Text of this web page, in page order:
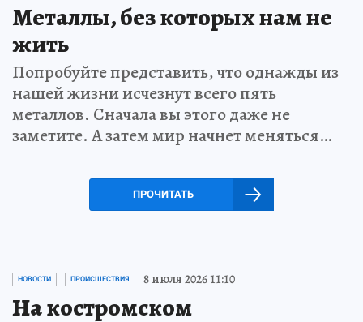
Металлы, без которых нам не
жить
Попробуйте представить, что однажды из
нашей жизни исчезнут всего пять
металлов. Сначала вы этого даже не
заметите. А затем мир начнет меняться…
ПРОЧИТАТЬ
НОВОСТИ ПРОИСШЕСТВИЯ 8 июля 2026 11:10
На костромском